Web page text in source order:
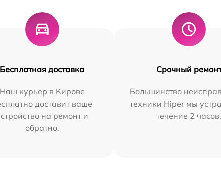
Бесплатная доставка
Наш курьер в Кирове
доставит ваше
на ремонт и
обратно.
Срочный
Большинство
техники Hiper мы
течение 2 часов.